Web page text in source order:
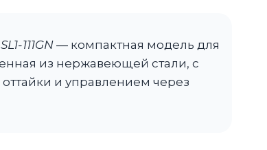
111GN— компактная модель для
из нержавеющей стали, с
и управлением через